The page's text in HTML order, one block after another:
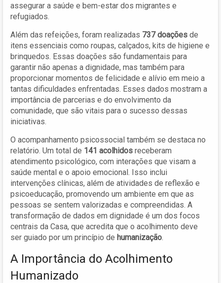
assegurar a saúde e bem-estar dos migrantes e
refugiados.
Além das refeições, foram realizadas 737 doações de
itens essenciais como roupas, calçados, kits de higiene e
brinquedos. Essas doações são fundamentais para
garantir não apenas a dignidade, mas também para
proporcionar momentos de felicidade e alívio em meio a
tantas dificuldades enfrentadas. Esses dados mostram a
importância de parcerias e do envolvimento da
comunidade, que são vitais para o sucesso dessas
iniciativas.
O acompanhamento psicossocial também se destaca no
relatório. Um total de 141 acolhidos receberam
atendimento psicológico, com interações que visam a
saúde mental e o apoio emocional. Isso inclui
intervenções clínicas, além de atividades de reflexão e
psicoeducação, promovendo um ambiente em que as
pessoas se sentem valorizadas e compreendidas. A
transformação de dados em dignidade é um dos focos
centrais da Casa, que acredita que o acolhimento deve
ser guiado por um princípio de humanização.
A Importância do Acolhimento
Humanizado